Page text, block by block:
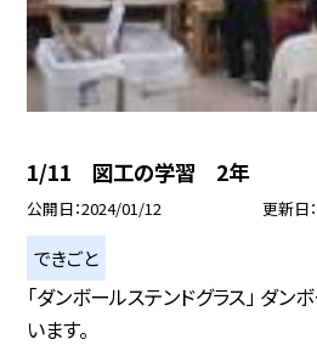
1/11 図工の学習 2年
公開日 2024/01/12 更新日
できごと
「ダンボールステンドグラス」 ダ
います。